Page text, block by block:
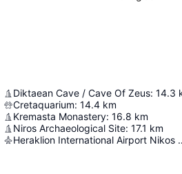
Diktaean Cave / Cave Of Zeus: 14.3
Cretaquarium: 14.4 km
Kremasta Monastery: 16.8 km
Niros Archaeological Site: 17.1 km
Heraklion